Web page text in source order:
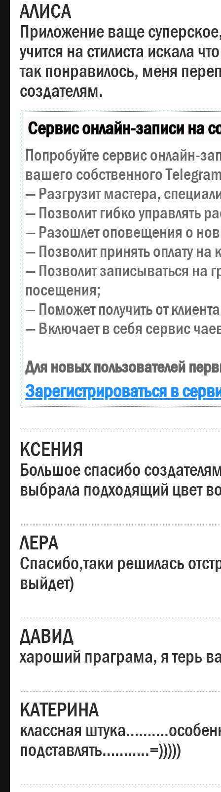
АЛИСА
Приложение ваще
учится на стилиста искала
так понравилось, меня
создателям.
Сервис онлайн-записи на
Попробуйте сервис онлайн-
вашего собственного
— Разгрузит мастера,
— Позволит гибко управлять
— Разошлет оповещения о
— Позволит принять оплату
— Позволит записываться на
посещения;
— Поможет получить от
— Включает в себя сервис
Для новых пользователей
Зарегистрироваться в
КСЕНИЯ
Большое спасибо
выбрала подходящий цвет
ЛЕРА
Спасибо,таки решилась
выйдет)
ДАВИД
хароший праграма, я терь
КАТЕРИНА
классная
подставлять………..=)))))